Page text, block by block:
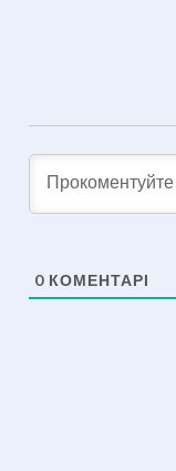
0 КОМЕНТАРІ